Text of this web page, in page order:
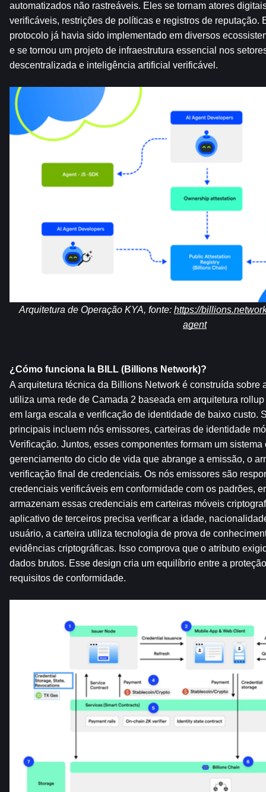
automatizados não rastreáveis. Eles se tornam atores
verificáveis, restrições de políticas e registros de reputação.
protocolo já havia sido implementado em diversos
e se tornou um projeto de infraestrutura essencial nos
descentralizada e inteligência artificial verificável.
Arquitetura de Operação KYA, fonte: https://
agent
¿Cómo funciona la BILL (Billions Network)?
A arquitetura técnica da Billions Network é construída sobre
utiliza uma rede de Camada 2 baseada em arquitetura
em larga escala e verificação de identidade de baixo custo.
principais incluem nós emissores, carteiras de identidade
Verificação. Juntos, esses componentes formam um sistema
gerenciamento do ciclo de vida que abrange a emissão, o
verificação final de credenciais. Os nós emissores são
credenciais verificáveis em conformidade com os padrões,
armazenam essas credenciais em carteiras móveis
aplicativo de terceiros precisa verificar a idade,
usuário, a carteira utiliza tecnologia de prova de
evidências criptográficas. Isso comprova que o atributo
dados brutos. Esse design cria um equilíbrio entre a
requisitos de conformidade.